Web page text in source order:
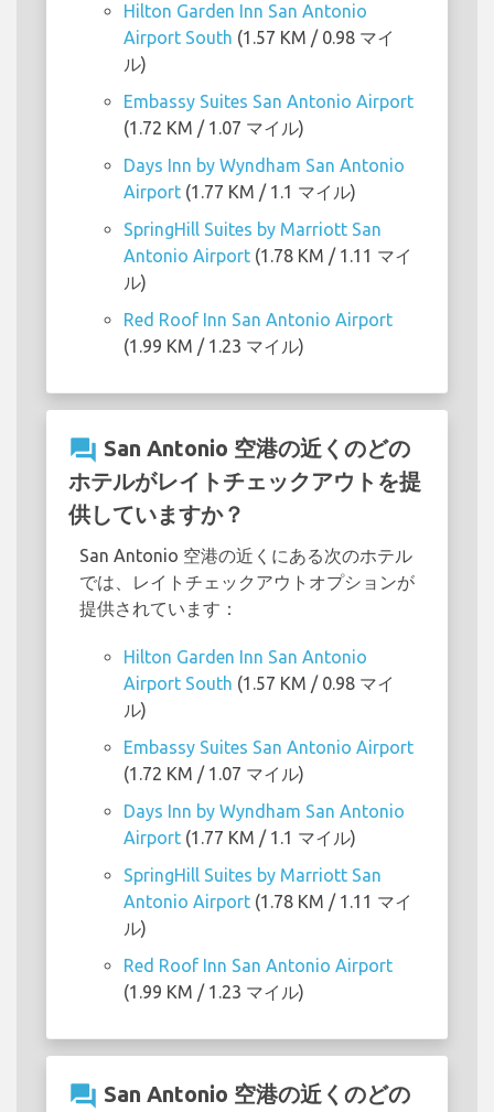
Hilton Garden Inn San Antonio
Airport South (1.57 KM / 0.98 マイ
ル)
Embassy Suites San Antonio Airport
(1.72 KM / 1.07 マイル)
Days Inn by Wyndham San Antonio
Airport (1.77 KM / 1.1 マイル)
SpringHill Suites by Marriott San
Antonio Airport (1.78 KM / 1.11 マイ
ル)
Red Roof Inn San Antonio Airport
(1.99 KM / 1.23 マイル)
question_answer San Antonio 空港の近くのどの
ホテルがレイトチェックアウトを提
供していますか？
San Antonio 空港の近くにある次のホテル
では、レイトチェックアウトオプションが
提供されています：
Hilton Garden Inn San Antonio
Airport South (1.57 KM / 0.98 マイ
ル)
Embassy Suites San Antonio Airport
(1.72 KM / 1.07 マイル)
Days Inn by Wyndham San Antonio
Airport (1.77 KM / 1.1 マイル)
SpringHill Suites by Marriott San
Antonio Airport (1.78 KM / 1.11 マイ
ル)
Red Roof Inn San Antonio Airport
(1.99 KM / 1.23 マイル)
question_answer San Antonio 空港の近くのどの